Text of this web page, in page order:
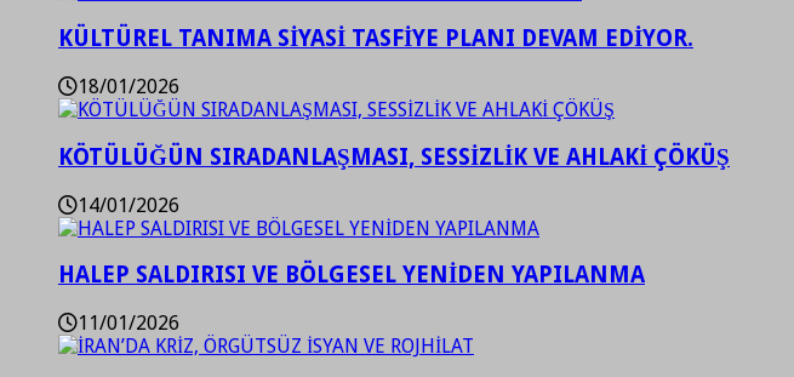
KÜLTÜREL TANIMA SİYASİ TASFİYE PLANI DEVAM EDİYOR.
18/01/2026
KÖTÜLÜĞÜN SIRADANLAŞMASI, SESSİZLİK VE AHLAKİ ÇÖKÜŞ
14/01/2026
HALEP SALDIRISI VE BÖLGESEL YENİDEN YAPILANMA
11/01/2026